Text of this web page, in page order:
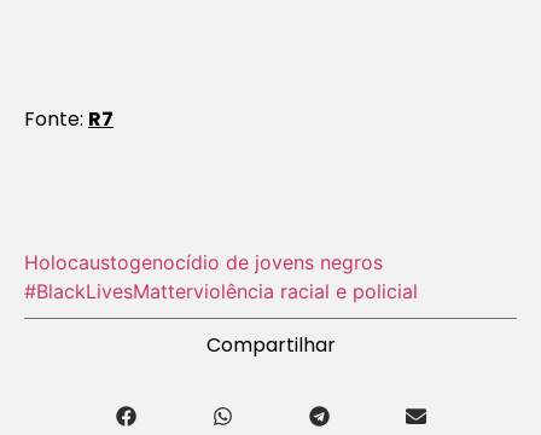
Fonte: R7
Holocausto‬genocídio de jovens negros
#BlackLivesMatterviolência racial e policial
Compartilhar